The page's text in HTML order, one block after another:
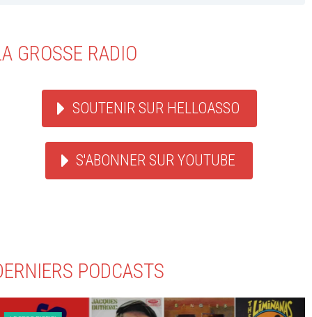
GROSSE RADIO
SOUTENIR SUR HELLOASSO
S'ABONNER SUR YOUTUBE
PODCASTS